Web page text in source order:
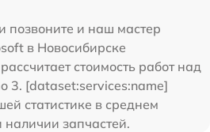
позвоните и наш мастер
в Новосибирске
стоимость работ над
3. [dataset:services:name]
статистике в среднем
запчастей.